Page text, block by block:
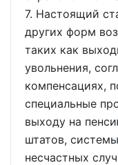
7. Настоящий
других форм
таких как
увольнения,
компенсациях,
специальные
выходу на
штатов,
несчастных